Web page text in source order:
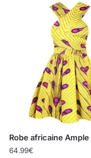
Robe africaine Ample
64.99€